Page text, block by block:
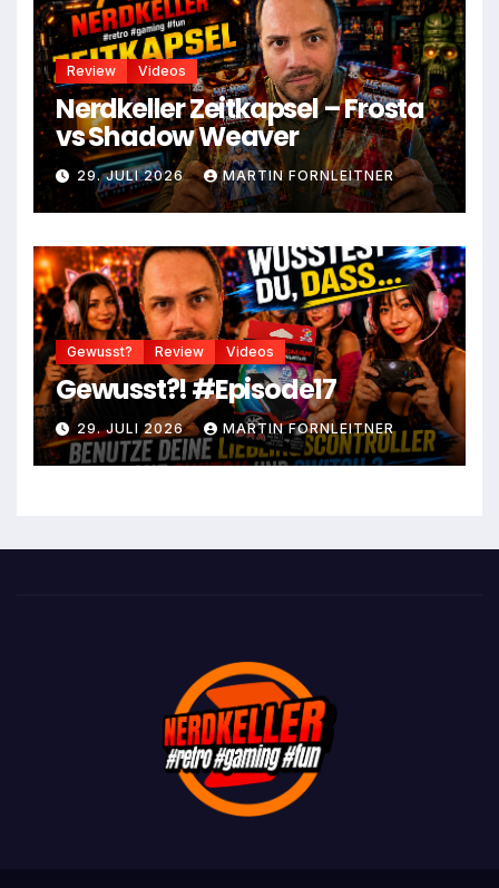
Review Videos
Nerdkeller Zeitkapsel – Frosta
vs Shadow Weaver
29. JULI 2026 MARTIN FORNLEITNER
Gewusst? Review Videos
Gewusst?! #Episode17
29. JULI 2026 MARTIN FORNLEITNER